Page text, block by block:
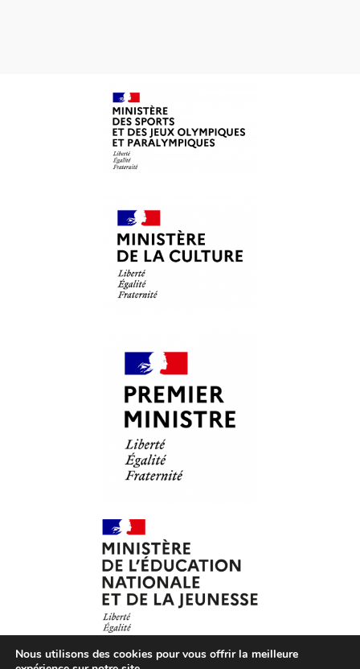
Nous utilisons des cookies pour vous offrir la meilleure